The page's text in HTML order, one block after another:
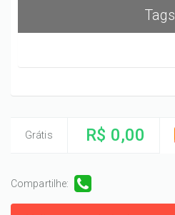
Tags
Grátis R$ 0,00
Compartilhe: